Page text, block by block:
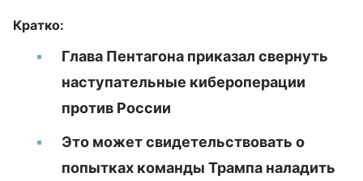
Кратко:
Глава Пентагона приказал свернуть
наступательные кибероперации
против России
Это может свидетельствовать о
попытках команды Трампа наладить